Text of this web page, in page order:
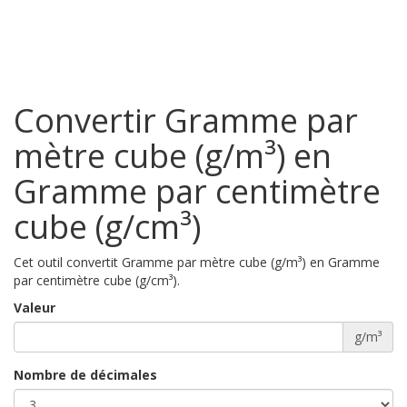
Convertir Gramme par
mètre cube (g/m³) en
Gramme par centimètre
cube (g/cm³)
Cet outil convertit Gramme par mètre cube (g/m³) en Gramme
par centimètre cube (g/cm³).
Valeur
g/m³
Nombre de décimales